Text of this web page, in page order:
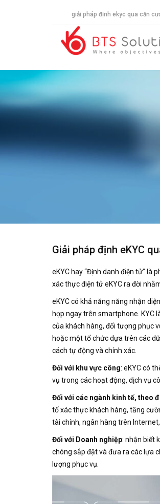
giải pháp định ekyc qua căn
Giải pháp định eKYC
eKYC hay “Định danh điện tử” là
xác thực điện tử eKYC ra đời
eKYC có khả năng năng nhận
hợp ngay trên smartphone. KYC
của khách hàng, đối tượng phục
hoặc một tổ chức dựa trên các
cách tự động và chính xác.
Đối với khu vực công: eKYC có
vụ trong các hoạt động, dịch vụ
Đối với các ngành kinh tế, theo
tố xác thực khách hàng, tăng
tài chính, ngân hàng trên
Đối với Doanh nghiệp: nhận biết
chóng sắp đặt và đưa ra các lựa
lượng phục vụ.